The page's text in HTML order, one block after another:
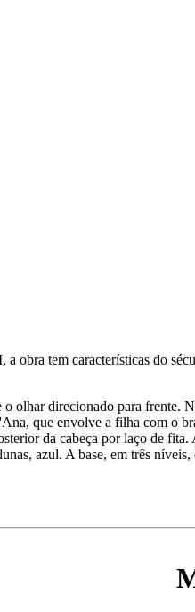
obra tem características do
olhar direcionado para frente.
que envolve a filha com o
da cabeça por laço de
azul. A base, em três